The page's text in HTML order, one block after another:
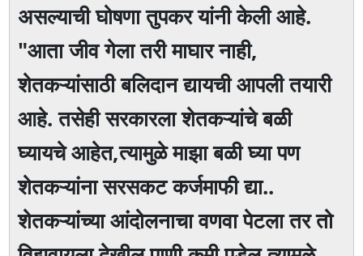
असल्याची घोषणा तुपकर यांनी केली आहे.
"आता जीव गेला तरी माघार नाही,
शेतकऱ्यांसाठी बलिदान द्यायची आपली तयारी
आहे. तसेही सरकारला शेतकऱ्यांचे बळी
घ्यायचे आहेत,त्यामुळे माझा बळी घ्या पण
शेतकऱ्यांना सरसकट कर्जमाफी द्या..
शेतकऱ्यांच्या आंदोलनाचा वणवा पेटला तर तो